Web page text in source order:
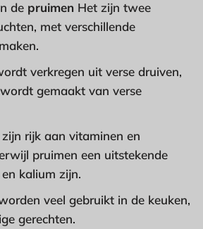
de pruimen Het zijn twee
met verschillende
verkregen uit verse druiven,
wordt gemaakt van verse
rijk aan vitaminen en
pruimen een uitstekende
kalium zijn.
veel gebruikt in de keuken,
gerechten.